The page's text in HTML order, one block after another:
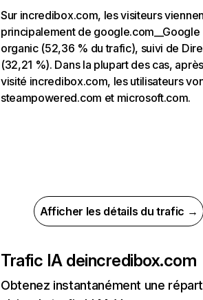
Sur incredibox.com, les visiteurs
principalement de google.com__Google
organic (52,36 % du trafic), suivi de
(32,21 %). Dans la plupart des cas,
visité incredibox.com, les utilisateurs
steampowered.com et microsoft.com.
Afficher les détails du trafic →
Trafic IA deincredibox.com
Obtenez instantanément une